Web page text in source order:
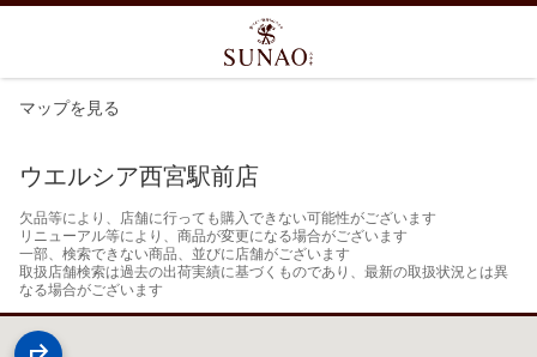
マップを見る
ウエルシア西宮駅前店
欠品等により、店舗に行っても購入できない可能性がございます
リニューアル等により、商品が変更になる場合がございます
一部、検索できない商品、並びに店舗がございます
取扱店舗検索は過去の出荷実績に基づくものであり、最新の取扱状況とは異
なる場合がございます